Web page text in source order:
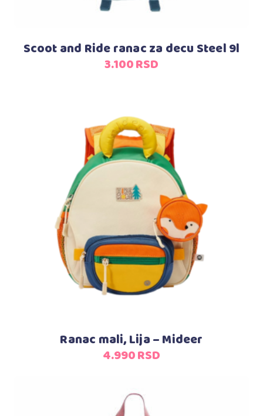
Scoot and Ride ranac za decu Steel 9l
3.100RSD
Dodaj u korpu
Ranac mali, Lija – Mideer
4.990RSD